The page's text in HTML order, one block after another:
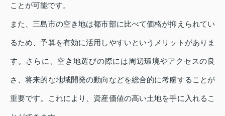
ことが可能です。
また、三島市の空き地は都市部に比べて価格が抑えられてい
るため、予算を有効に活用しやすいというメリットがありま
す。さらに、空き地選びの際には周辺環境やアクセスの良
さ、将来的な地域開発の動向などを総合的に考慮することが
重要です。これにより、資産価値の高い土地を手に入れるこ